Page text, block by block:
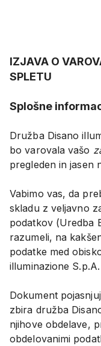
IZJAVA O
SPLETU
Splošne
Družba Disano
bo varovala vašo
pregleden in jasen
Vabimo vas, da
skladu z veljavno
podatkov (Uredba
razumeli, na
podatke med
illuminazione S.p.A.
Dokument
zbira družba
njihove obdelave,
obdelovanimi